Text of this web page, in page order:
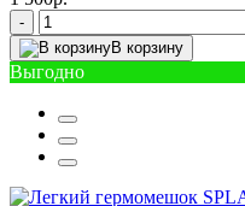
-
В корзину
Выгодно